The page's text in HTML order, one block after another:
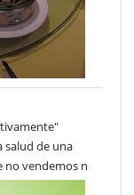
salud de una
no vendemos n